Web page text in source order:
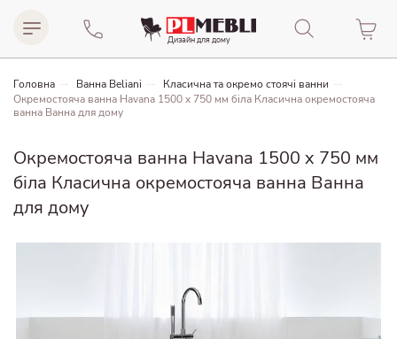
Дизайн для домy
Головна Ванна Beliani
Класична та окремо стоячі ванни
Окремостояча ванна Havana 1500 x 750 мм біла Класична окремостояча
ванна Ванна для дому
Окремостояча ванна Havana 1500 x 750 мм
біла Класична окремостояча ванна Ванна
для дому